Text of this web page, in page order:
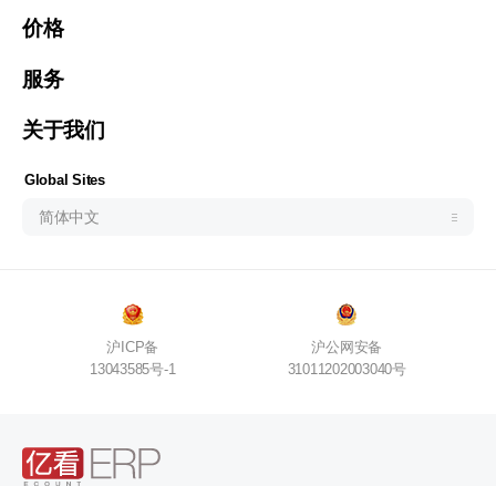
价格
服务
关于我们
Global Sites
简体中文
한국 (한국어)
Indonesia (Bahasa Indonesia)
Philipines(English)
Узбекистан (русский)
沪ICP备
13043585号-1
沪公网安备
31011202003040号